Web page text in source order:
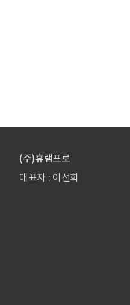
(주)휴램프로
대표자 : 이선희